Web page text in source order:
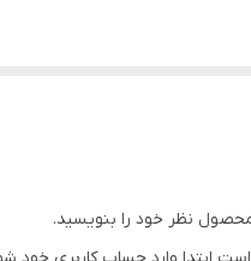
نظر خود را بنویسید.